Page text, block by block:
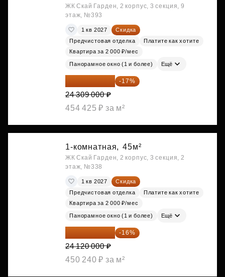
ЖК Скай Гарден, 2 корпус, 3 секция, 9
этаж, №393
1 кв 2027
Скидка
Предчистовая отделка
Платите как хотите
Квартира за 2 000 ₽/мес
Панорамное окно (1 и более) Ещё
20 176 470 ₽ -17%
24 309 000 ₽
454 425 ₽ за м²
1-комнатная, 45м²
ЖК Скай Гарден, 2 корпус, 3 секция, 2
этаж, №338
1 кв 2027
Скидка
Предчистовая отделка
Платите как хотите
Квартира за 2 000 ₽/мес
Панорамное окно (1 и более) Ещё
20 260 800 ₽ -16%
24 120 000 ₽
450 240 ₽ за м²